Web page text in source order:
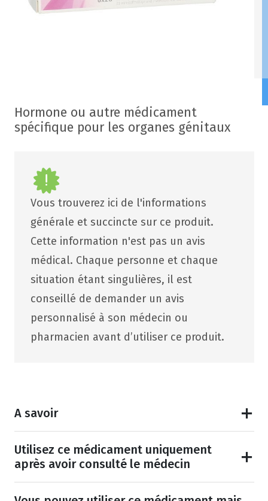
Hormone ou autre médicament
spécifique pour les organes génitaux
Vous trouverez ici de l'informations
générale et succincte sur ce produit.
Cette information n'est pas un avis
médical. Chaque personne et chaque
situation étant singulières, il est
conseillé de demander un avis
personnalisé à son médecin ou
pharmacien avant d’utiliser ce produit.
A savoir
Utilisez ce médicament uniquement
après avoir consulté le médecin